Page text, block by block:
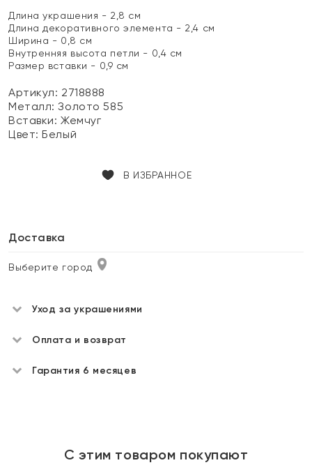
Длина украшения - 2,8 см
Длина декоративного элемента - 2,4 см
Ширина - 0,8 см
Внутренняя высота петли - 0,4 см
Размер вставки - 0,9 см
Артикул: 2718888
Металл:Золото 585
Вставки:Жемчуг
Цвет:Белый
В ИЗБРАННОЕ
Доставка
Выберите город
Уход за украшениями
Оплата и возврат
Гарантия 6 месяцев
С этим товаром покупают